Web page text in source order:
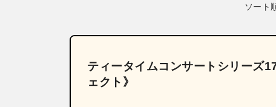
ソート
ティータイムコンサートシリーズ
ェクト》